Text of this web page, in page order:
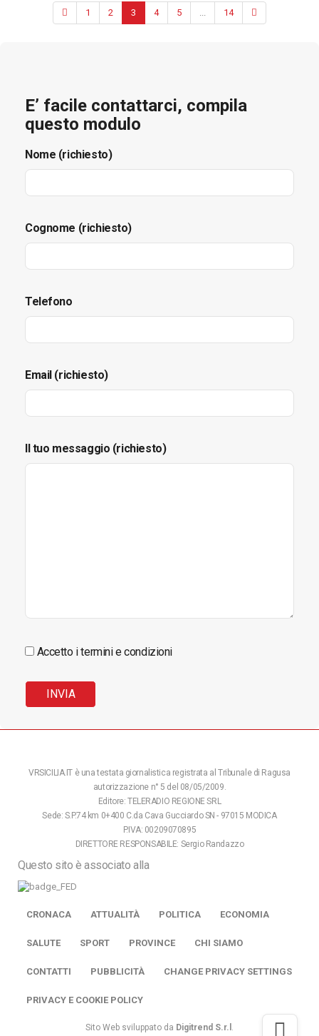
1 2 3 4 5 ... 14
E’ facile contattarci, compila
questo modulo
Nome (richiesto)
Cognome (richiesto)
Telefono
Email (richiesto)
Il tuo messaggio (richiesto)
Accetto i termini e condizioni
VRSICILIA.IT è una testata giornalistica registrata al Tribunale di Ragusa
autorizzazione n° 5 del 08/05/2009.
Editore: TELERADIO REGIONE SRL
Sede: S.P.74 km 0+400 C.da Cava Gucciardo SN - 97015 MODICA
P.IVA: 00209070895
DIRETTORE RESPONSABILE: Sergio Randazzo
Questo sito è associato alla
CRONACA ATTUALITÀ POLITICA ECONOMIA
SALUTE SPORT PROVINCE CHI SIAMO
CONTATTI PUBBLICITÀ CHANGE PRIVACY SETTINGS
PRIVACY E COOKIE POLICY
Sito Web sviluppato da Digitrend S.r.l